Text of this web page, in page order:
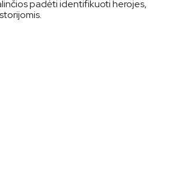
padėti identifikuoti herojes,